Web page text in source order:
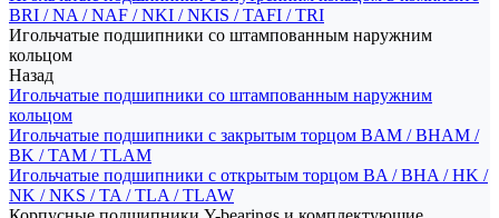
BRI / NA / NAF / NKI / NKIS / TAFI / TRI
Игольчатые подшипники со штампованным наружним
кольцом
Назад
Игольчатые подшипники со штампованным наружним
кольцом
Игольчатые подшипники с закрытым торцом BAM / BHAM /
BK / TAM / TLAM
Игольчатые подшипники с открытым торцом BA / BHA / HK /
NK / NKS / TA / TLA / TLAW